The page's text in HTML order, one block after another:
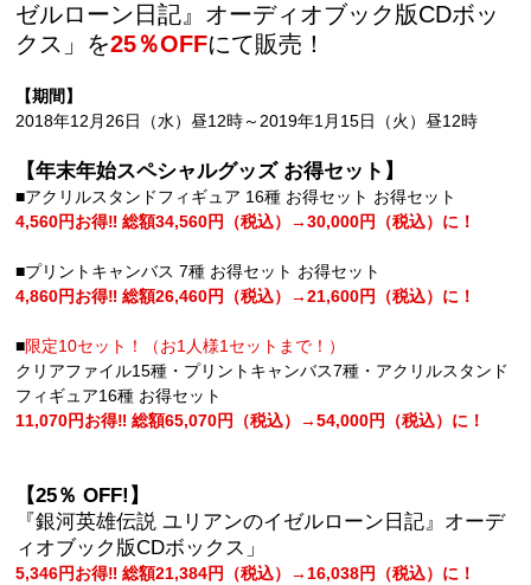
ゼルローン日記』オーディオブック版CDボッ
クス」を25％OFFにて販売！
【期間】
2018年12月26日（水）昼12時～2019年1月15日（火）昼12時
【年末年始スペシャルグッズ お得セット】
■アクリルスタンドフィギュア 16種 お得セット お得セット
4,560円お得‼️ 総額34,560円（税込）→30,000円（税込）に！
■プリントキャンバス 7種 お得セット お得セット
4,860円お得‼️ 総額26,460円（税込）→21,600円（税込）に！
■限定10セット！（お1人様1セットまで！）
クリアファイル15種・プリントキャンバス7種・アクリルスタンド
フィギュア16種 お得セット
11,070円お得‼️ 総額65,070円（税込）→54,000円（税込）に！
【25％ OFF!】
『銀河英雄伝説 ユリアンのイゼルローン日記』オーデ
ィオブック版CDボックス」
5,346円お得‼️ 総額21,384円（税込）→16,038円（税込）に！